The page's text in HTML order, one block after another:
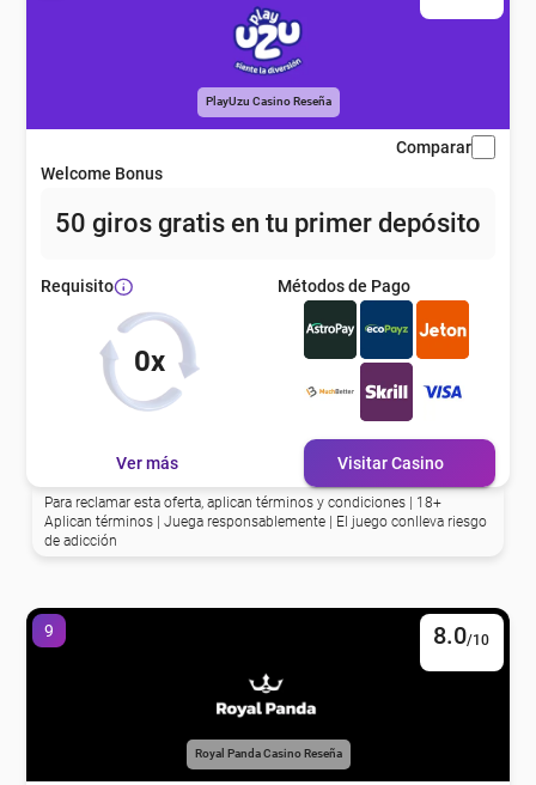
PlayUzu Casino Reseña
Welcome Bonus
50 giros gratis en tu primer depósito
Métodos de Pago
Requisito
0x
Comparar
Visitar Casino
Ver más
Para reclamar esta oferta, aplican términos y condiciones | 18+
Aplican términos | Juega responsablemente | El juego conlleva riesgo
de adicción
9
Royal Panda Casino Reseña
8.0/10